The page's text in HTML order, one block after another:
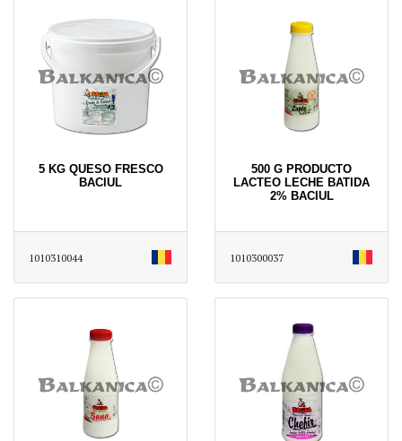
5 KG QUESO FRESCO
BACIUL
1010310044
500 G PRODUCTO
LACTEO LECHE BATIDA
2% BACIUL
1010300037